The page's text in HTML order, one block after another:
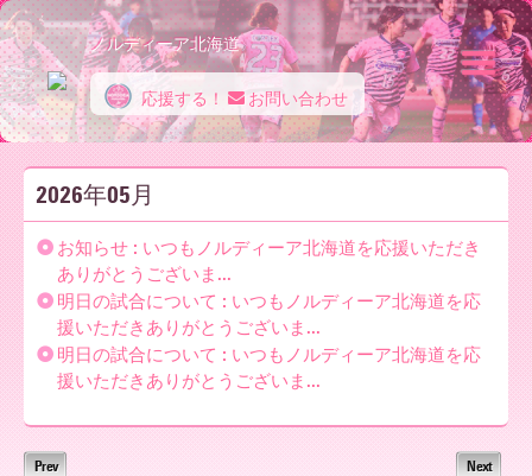
ノ
ル
デ
ィ
ノルディーア北海道
応援する！ お問い合わせ
2026年05月
お知らせ : いつもノルディーア北海道を応援いただき
ありがとうございま...
明日の試合について : いつもノルディーア北海道を応
援いただきありがとうございま...
明日の試合について : いつもノルディーア北海道を応
援いただきありがとうございま...
Prev Next